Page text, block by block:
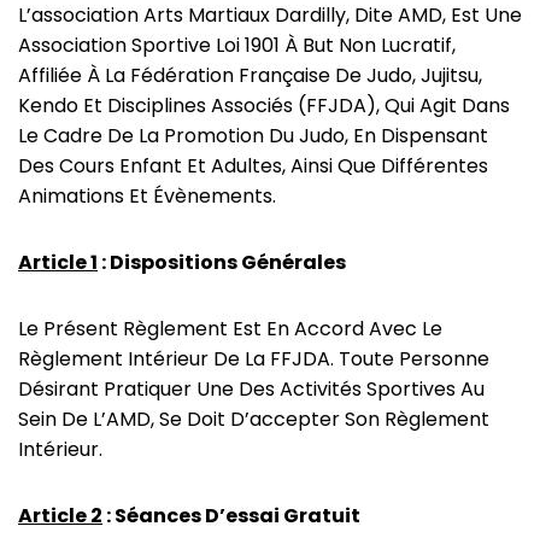
L’association Arts Martiaux Dardilly, Dite AMD, Est Une
Association Sportive Loi 1901 À But Non Lucratif,
Affiliée À La Fédération Française De Judo, Jujitsu,
Kendo Et Disciplines Associés (FFJDA), Qui Agit Dans
Le Cadre De La Promotion Du Judo, En Dispensant
Des Cours Enfant Et Adultes, Ainsi Que Différentes
Animations Et Évènements.
Article 1 : Dispositions Générales
Le Présent Règlement Est En Accord Avec Le
Règlement Intérieur De La FFJDA. Toute Personne
Désirant Pratiquer Une Des Activités Sportives Au
Sein De L’AMD, Se Doit D’accepter Son Règlement
Intérieur.
Article 2 : Séances D’essai Gratuit